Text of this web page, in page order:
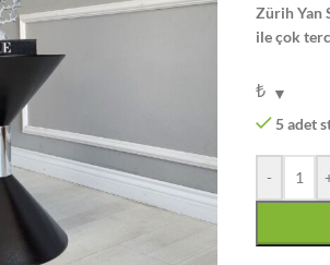
Zürih Yan
ile çok
₺
5 adet
-